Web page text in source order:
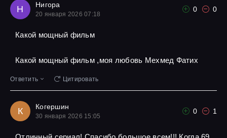
Н Нигора
20 января 2026 07:18
0 0
Какой мощный фильм
Какой мощный фильм ,моя любовь Мехмед Фатих
Ответить Цитировать
К Когершин
30 января 2026 15:05
0 1